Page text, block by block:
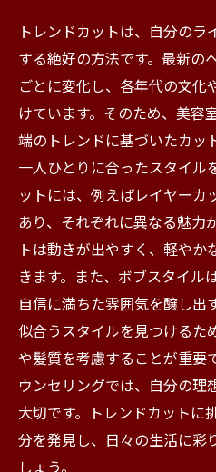
トレンドカットは、自分の
する絶好の方法です。最新の
ごとに変化し、各年代の文化
けています。そのため、美容
端のトレンドに基づいたカッ
一人ひとりに合ったスタイル
ットには、例えばレイヤーカ
あり、それぞれに異なる魅力
トは動きが出やすく、軽や
きます。また、ボブスタイル
自信に満ちた雰囲気を醸し出
似合うスタイルを見つけるた
や髪質を考慮することが重要
ウンセリングでは、自分の理
大切です。トレンドカットに
分を発見し、日々の生活に彩
しょう。